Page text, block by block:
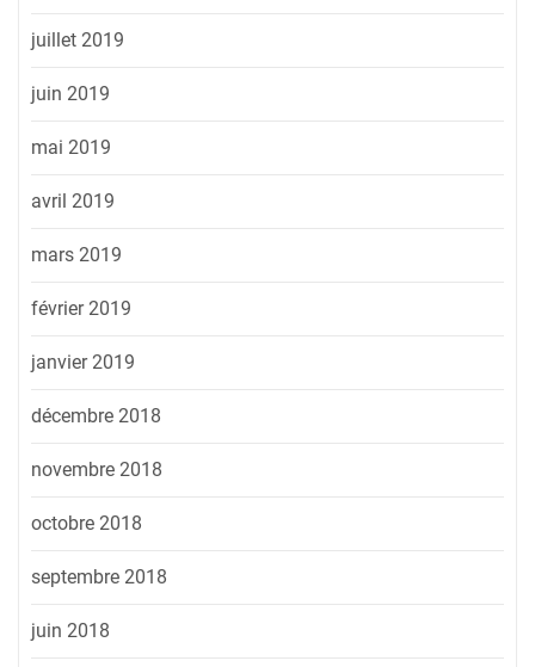
juillet 2019
juin 2019
mai 2019
avril 2019
mars 2019
février 2019
janvier 2019
décembre 2018
novembre 2018
octobre 2018
septembre 2018
juin 2018